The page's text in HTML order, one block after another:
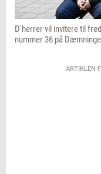
D'herrer vil invitere til
nummer 36 på
ARTIKLEN